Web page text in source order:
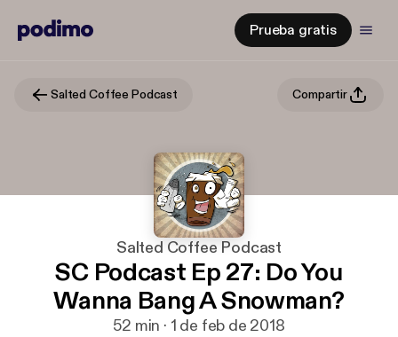
Prueba gratis
Salted Coffee Podcast Compartir
Salted Coffee Podcast
SC Podcast Ep 27: Do You
Wanna Bang A Snowman?
52 min · 1 de feb de 2018